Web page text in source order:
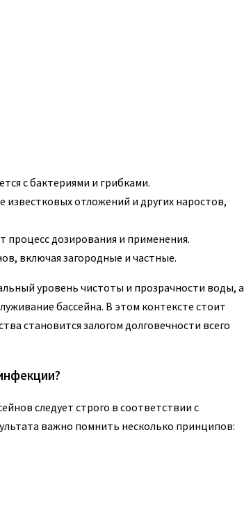
с бактериями и грибками.
отложений и других наростов,
дозирования и применения.
включая загородные и частные.
уровень чистоты и прозрачности воды, а
бассейна. В этом контексте стоит
становится залогом долговечности всего
следует строго в соответствии с
важно помнить несколько принципов: